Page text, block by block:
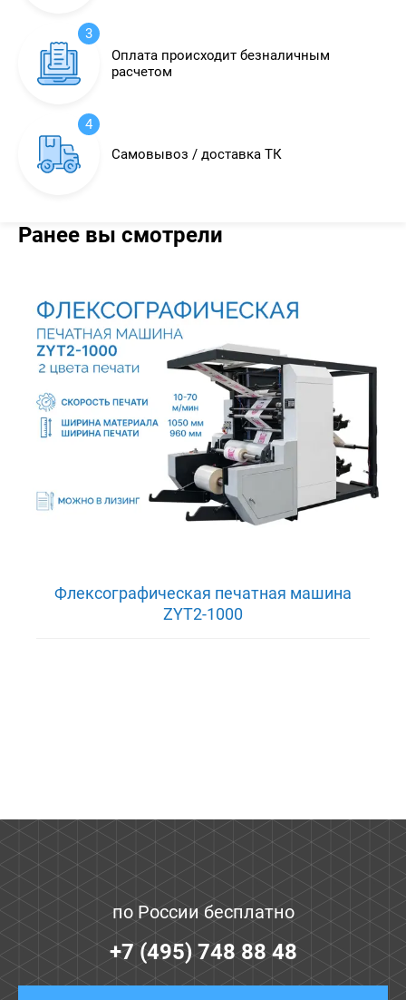
3
Оплата происходит безналичным
расчетом
4
Самовывоз / доставка ТК
Ранее вы смотрели
Флексографическая печатная машина
ZYT2-1000
по России бесплатно
+7 (495) 748 88 48